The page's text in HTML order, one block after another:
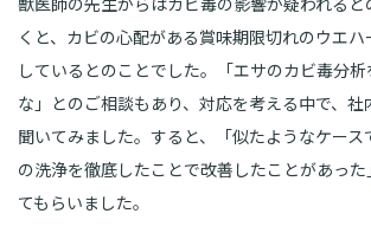
くと、カビの心配がある賞味期限切れのウエ
しているとのことでした。「エサのカビ毒分
な」とのご相談もあり、対応を考える中で、
聞いてみました。すると、「似たようなケース
の洗浄を徹底したことで改善したことがあっ
てもらいました。